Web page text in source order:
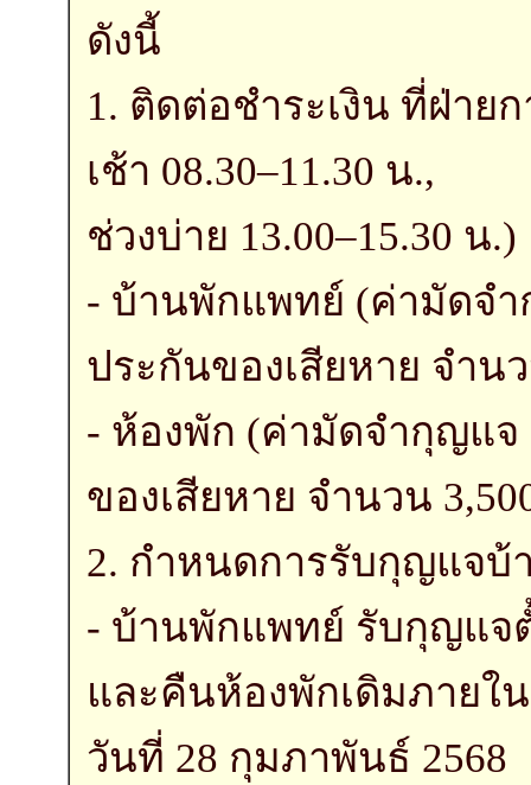
ดังนี้
1. ติดต่อชำระเงิน ที่ฝ่าย
เช้า 08.30–11.30 น.,
ช่วงบ่าย 13.00–15.30 น.)
- บ้านพักแพทย์ (ค่ามัดจ
ประกันของเสียหาย จำน
- ห้องพัก (ค่ามัดจำกุญแจ
ของเสียหาย จำนวน
2. กำหนดการรับกุญแจบ้
- บ้านพักแพทย์ รับกุญแจ
และคืนห้องพักเดิมภายใน
วันที่ 28 กุมภาพันธ์ 2568